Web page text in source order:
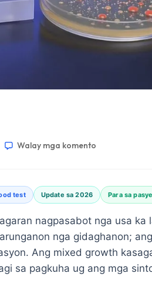
Walay mga komento
test Update sa 2026 Para sa
nagpasabot nga usa ka
nga gidaghanon;
Ang mixed growth
sa pagkuha ug ang mga